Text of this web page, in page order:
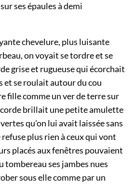
ses épaules à demi
chevelure, plus luisante
on voyait se tordre et se
grise et rugueuse qui écorchait
et se roulait autour du cou
fille comme un ver de terre sur
corde brillait une petite amulette
qu'on lui avait laissée sans
plus rien à ceux qui vont
placés aux fenêtres pouvaient
tombereau ses jambes nues
sous elle comme par un